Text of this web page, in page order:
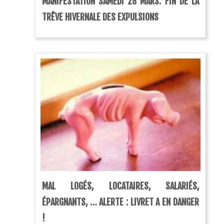
TRÊVE HIVERNALE DES EXPULSIONS
MAL LOGÉS, LOCATAIRES, SALARIÉS,
ÉPARGNANTS, … ALERTE : LIVRET A EN DANGER
!